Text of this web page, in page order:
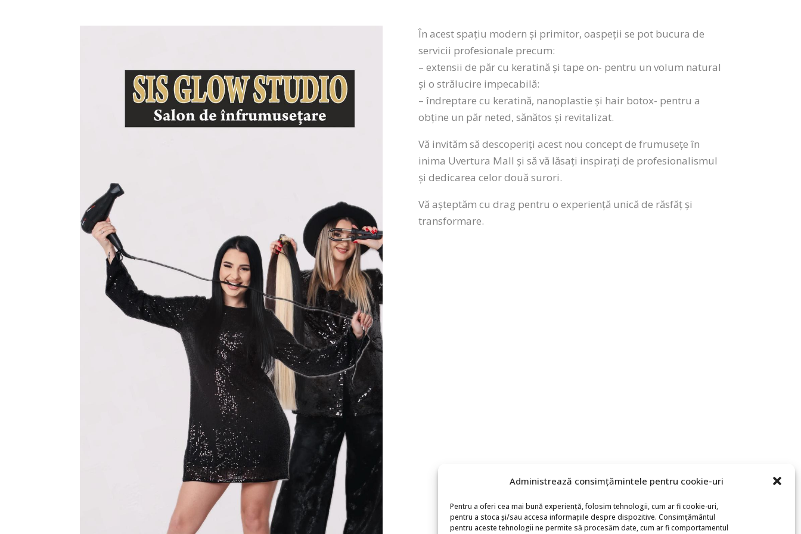
Administrează consimțămintele pentru cookie-uri
Pentru a oferi cea mai bună experiență, folosim tehnologii, cum ar fi cookie-uri,
pentru a stoca și/sau accesa informațiile despre dispozitive. Consimțământul
pentru aceste tehnologii ne permite să procesăm date, cum ar fi comportamentul
În acest spațiu modern și primitor, oaspeții se pot bucura de
servicii profesionale precum:
– extensii de păr cu keratină și tape on- pentru un volum natural
și o strălucire impecabilă:
– îndreptare cu keratină, nanoplastie și hair botox- pentru a
obține un păr neted, sănătos și revitalizat.
Vă invităm să descoperiți acest nou concept de frumusețe în
inima Uvertura Mall și să vă lăsați inspirați de profesionalismul
și dedicarea celor două surori.
Vă așteptăm cu drag pentru o experiență unică de răsfăț și
transformare.